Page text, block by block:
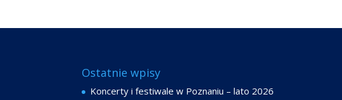
Ostatnie wpisy
Koncerty i festiwale w Poznaniu – lato 2026